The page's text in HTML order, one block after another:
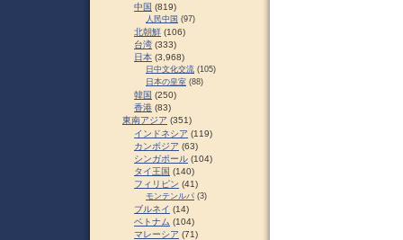
中国 (819)
人民中国 (97)
北朝鮮 (106)
台湾 (333)
日本 (3,968)
日中文化交流 (105)
日本の皇室 (88)
韓国 (250)
香港 (83)
東南アジア (351)
インドネシア (119)
カンボジア (63)
シンガポール (104)
タイ王国 (140)
フィリピン (41)
モンテンルパ (3)
ブルネイ (14)
ベトナム (104)
マレーシア (71)